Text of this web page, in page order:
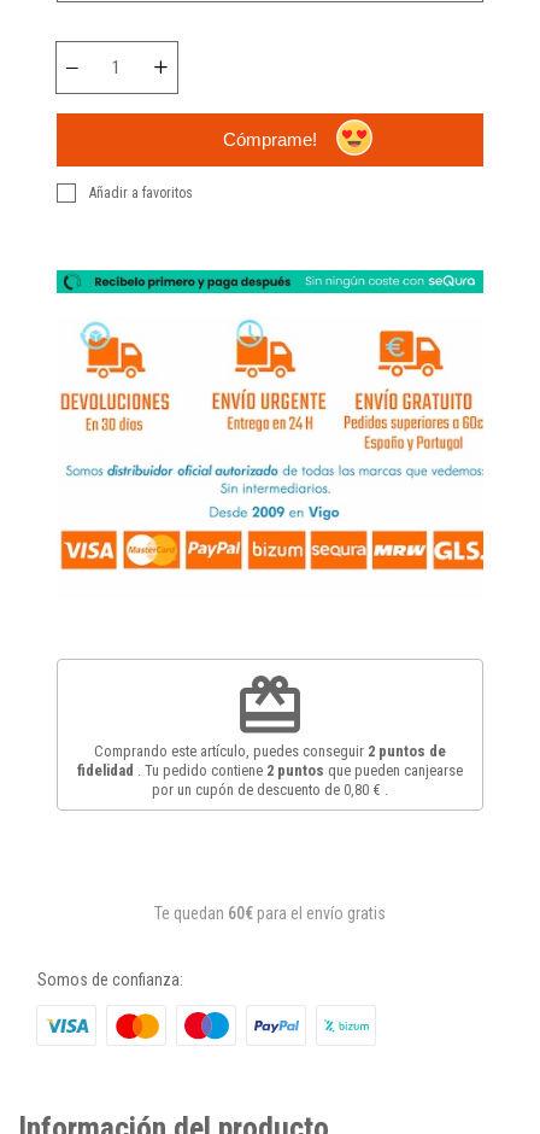
Cómprame!
Añadir a favoritos
redeem
Comprando este artículo, puedes conseguir 2 puntos de
fidelidad
. Tu pedido contiene 2 puntos que pueden canjearse
por un cupón de descuento de 0,80 €
Te quedan 60€ para el envío gratis
Somos de confianza: